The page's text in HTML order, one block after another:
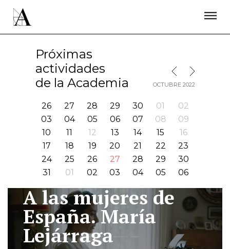
Próximas
actividades
de la Academia
MES ANTERIOR
MES SIGUIENTE
OCTUBRE 2022
26 27 28 29 30 01
02
03
04 05 06 07 08
09
10
11 12 13 14 15
16
17
18 19 20 21 22
23
24
25 26 27 28 29
30
31
01 02 03 04 05 06
A las mujeres de
España. María
Lejárraga
ÚNETE A LA ACADEMIA DE CINE
PRENSA
NEWSLETTER